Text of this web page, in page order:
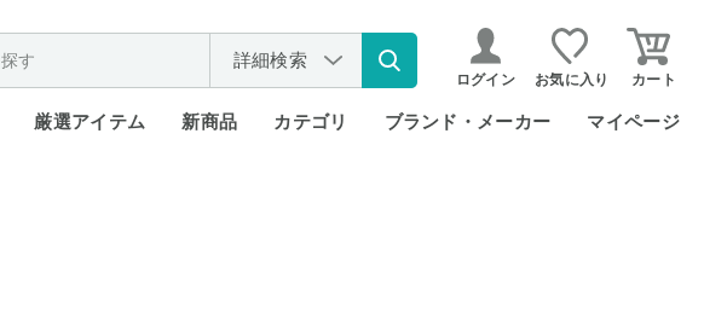
詳細検索
ログイン お気に入り カート
厳選アイテム 新商品 カテゴリ ブランド・メーカー マイページ